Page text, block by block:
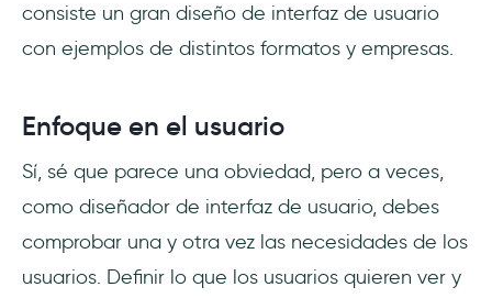
¿Qué podría mejorar?
Preguntas Frecuentes
¿Qué es el diseño de interfaz de usuario, con
un ejemplo?
¿Dónde puedo encontrar buenos ejemplos
de diseño de interfaz de usuario?
consiste un gran diseño de interfaz de usuario
con ejemplos de distintos formatos y empresas.
Enfoque en el usuario
Sí, sé que parece una obviedad, pero a veces,
como diseñador de interfaz de usuario, debes
comprobar una y otra vez las necesidades de los
usuarios. Definir lo que los usuarios quieren ver y